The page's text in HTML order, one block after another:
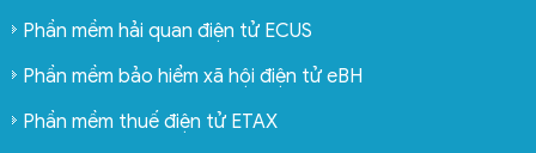
Phần mềm hải quan điện tử ECUS
Phần mềm bảo hiểm xã hội điện tử eBH
Phần mềm thuế điện tử ETAX